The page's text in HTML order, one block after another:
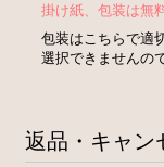
掛け紙、包装は無
包装はこちらで適
選択できませんの
返品・キャン